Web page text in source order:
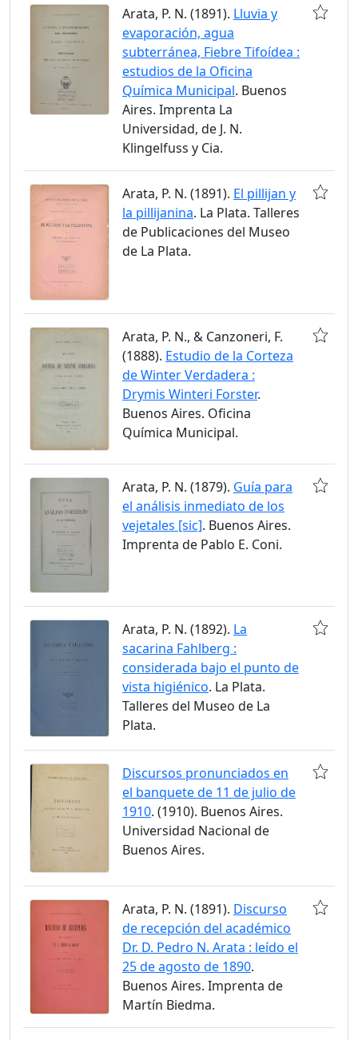
Arata, P. N. (1891). Lluvia y
evaporación, agua
subterránea, Fiebre Tifoídea :
estudios de la Oficina
Química Municipal. Buenos
Aires. Imprenta La
Universidad, de J. N.
Klingelfuss y Cia.
Arata, P. N. (1891). El pillijan y
la pillijanina. La Plata. Talleres
de Publicaciones del Museo
de La Plata.
Arata, P. N., & Canzoneri, F.
(1888). Estudio de la Corteza
de Winter Verdadera :
Drymis Winteri Forster.
Buenos Aires. Oficina
Química Municipal.
Arata, P. N. (1879). Guía para
el análisis inmediato de los
vejetales [sic]. Buenos Aires.
Imprenta de Pablo E. Coni.
Arata, P. N. (1892). La
sacarina Fahlberg :
considerada bajo el punto de
vista higiénico. La Plata.
Talleres del Museo de La
Plata.
Discursos pronunciados en
el banquete de 11 de julio de
1910. (1910). Buenos Aires.
Universidad Nacional de
Buenos Aires.
Arata, P. N. (1891). Discurso
de recepción del académico
Dr. D. Pedro N. Arata : leído el
25 de agosto de 1890.
Buenos Aires. Imprenta de
Martín Biedma.